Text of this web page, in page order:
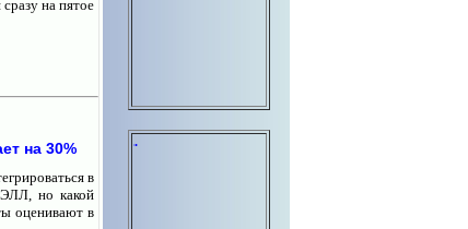
на пятое
на 30%
в
но какой
оценивают в